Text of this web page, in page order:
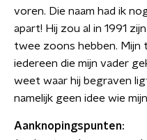
voren. Die naam had ik
apart! Hij zou al in 1991
twee zoons hebben. Mijn
iedereen die mijn vader
weet waar hij begraven
namelijk geen idee wie
Aanknopingspunten: